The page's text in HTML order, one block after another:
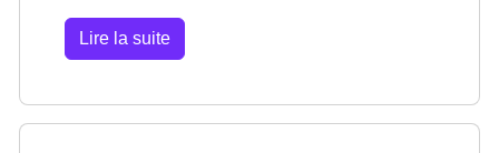
Lire la suite